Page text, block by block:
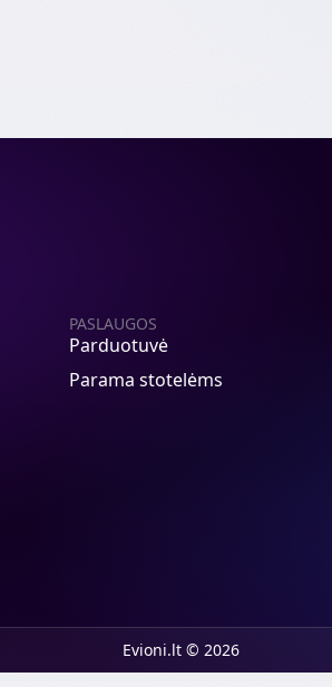
PASLAUGOS
Parduotuvė
Parama stotelėms
Evioni.lt © 2026